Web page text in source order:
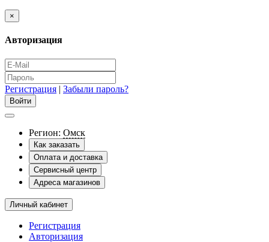
×
Авторизация
Регистрация | Забыли пароль?
Регион: Омск
Как заказать
Оплата и доставка
Сервисный центр
Адреса магазинов
Личный кабинет
Регистрация
Авторизация